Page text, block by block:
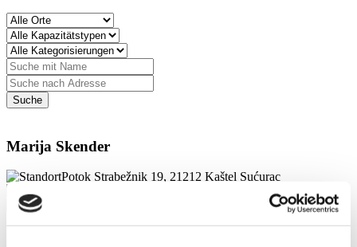
Marija Skender
Potok Strabežnik 19, 21212 Kaštel Sućurac